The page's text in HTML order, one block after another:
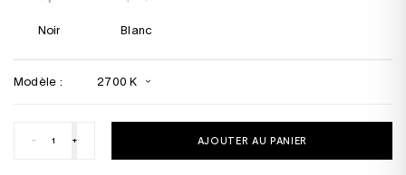
Noir Blanc
Modèle : 2700 K
- + AJOUTER AU PANIER